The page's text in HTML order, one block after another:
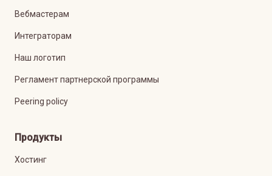
Вебмастерам
Интеграторам
Наш логотип
Регламент партнерской программы
Peering policy
Продукты
Хостинг